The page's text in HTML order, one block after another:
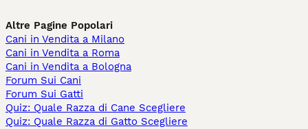
Altre Pagine Popolari
Cani in Vendita a Milano
Cani in Vendita a Roma
Cani in Vendita a Bologna
Forum Sui Cani
Forum Sui Gatti
Quiz: Quale Razza di Cane Scegliere
Quiz: Quale Razza di Gatto Scegliere